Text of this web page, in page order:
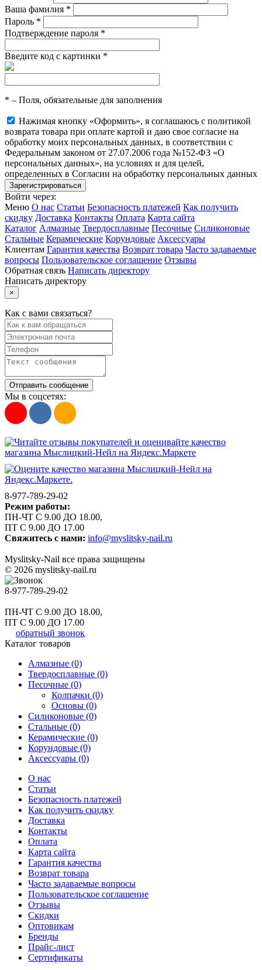
Ваша фамилия *
Пароль *
Подтверждение пароля *
Введите код с картинки *
* – Поля, обязательные для заполнения
Нажимая кнопку «Оформить», я соглашаюсь с политикой
возврата товара при оплате картой и даю свое согласие на
обработку моих персональных данных, в соответствии с
Федеральным законом от 27.07.2006 года №152-ФЗ «О
персональных данных», на условиях и для целей,
определенных в Согласии на обработку персональных данных
Войти через:
Меню О нас Статьи Безопасность платежей Как получить
скидку Доставка Контакты Оплата Карта сайта
Каталог Алмазные Твердосплавные Песочные Силиконовые
Стальные Керамические Корундовые Аксессуары
Клиентам Гарантия качества Возврат товара Часто задаваемые
вопросы Пользовательское соглашение Отзывы
Обратная связь Написать директору
Написать директору
×
Как с вами связаться?
Отправить сообщение
Мы в соцсетях:
8-977-789-29-02
Режим работы:
ПН-ЧТ С 9.00 ДО 18.00,
ПТ С 9.00 ДО 17.00
Свяжитесь с нами: info@myslitsky-nail.ru
Myslitsky-Nail все права защищены
© 2026 myslitsky-nail.ru
8-977-789-29-02
ПН-ЧТ С 9.00 ДО 18.00,
ПТ С 9.00 ДО 17.00
обратный звонок
Каталог товаров
Алмазные (0)
Твердосплавные (0)
Песочные (0)
Колпачки (0)
Основы (0)
Силиконовые (0)
Стальные (0)
Керамические (0)
Корундовые (0)
Аксессуары (0)
О нас
Статьи
Безопасность платежей
Как получить скидку
Доставка
Контакты
Оплата
Карта сайта
Гарантия качества
Возврат товара
Часто задаваемые вопросы
Пользовательское соглашение
Отзывы
Скидки
Оптовикам
Бренды
Прайс-лист
Сертификаты